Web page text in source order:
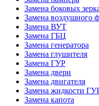
Замена боковых
Замена воздушного
Замена ВУТ
Замена ГБЦ
Замена генератора
Замена глушителя
Замена ГУР
Замена двери
Замена двигателя
Замена жидкости
Замена капота